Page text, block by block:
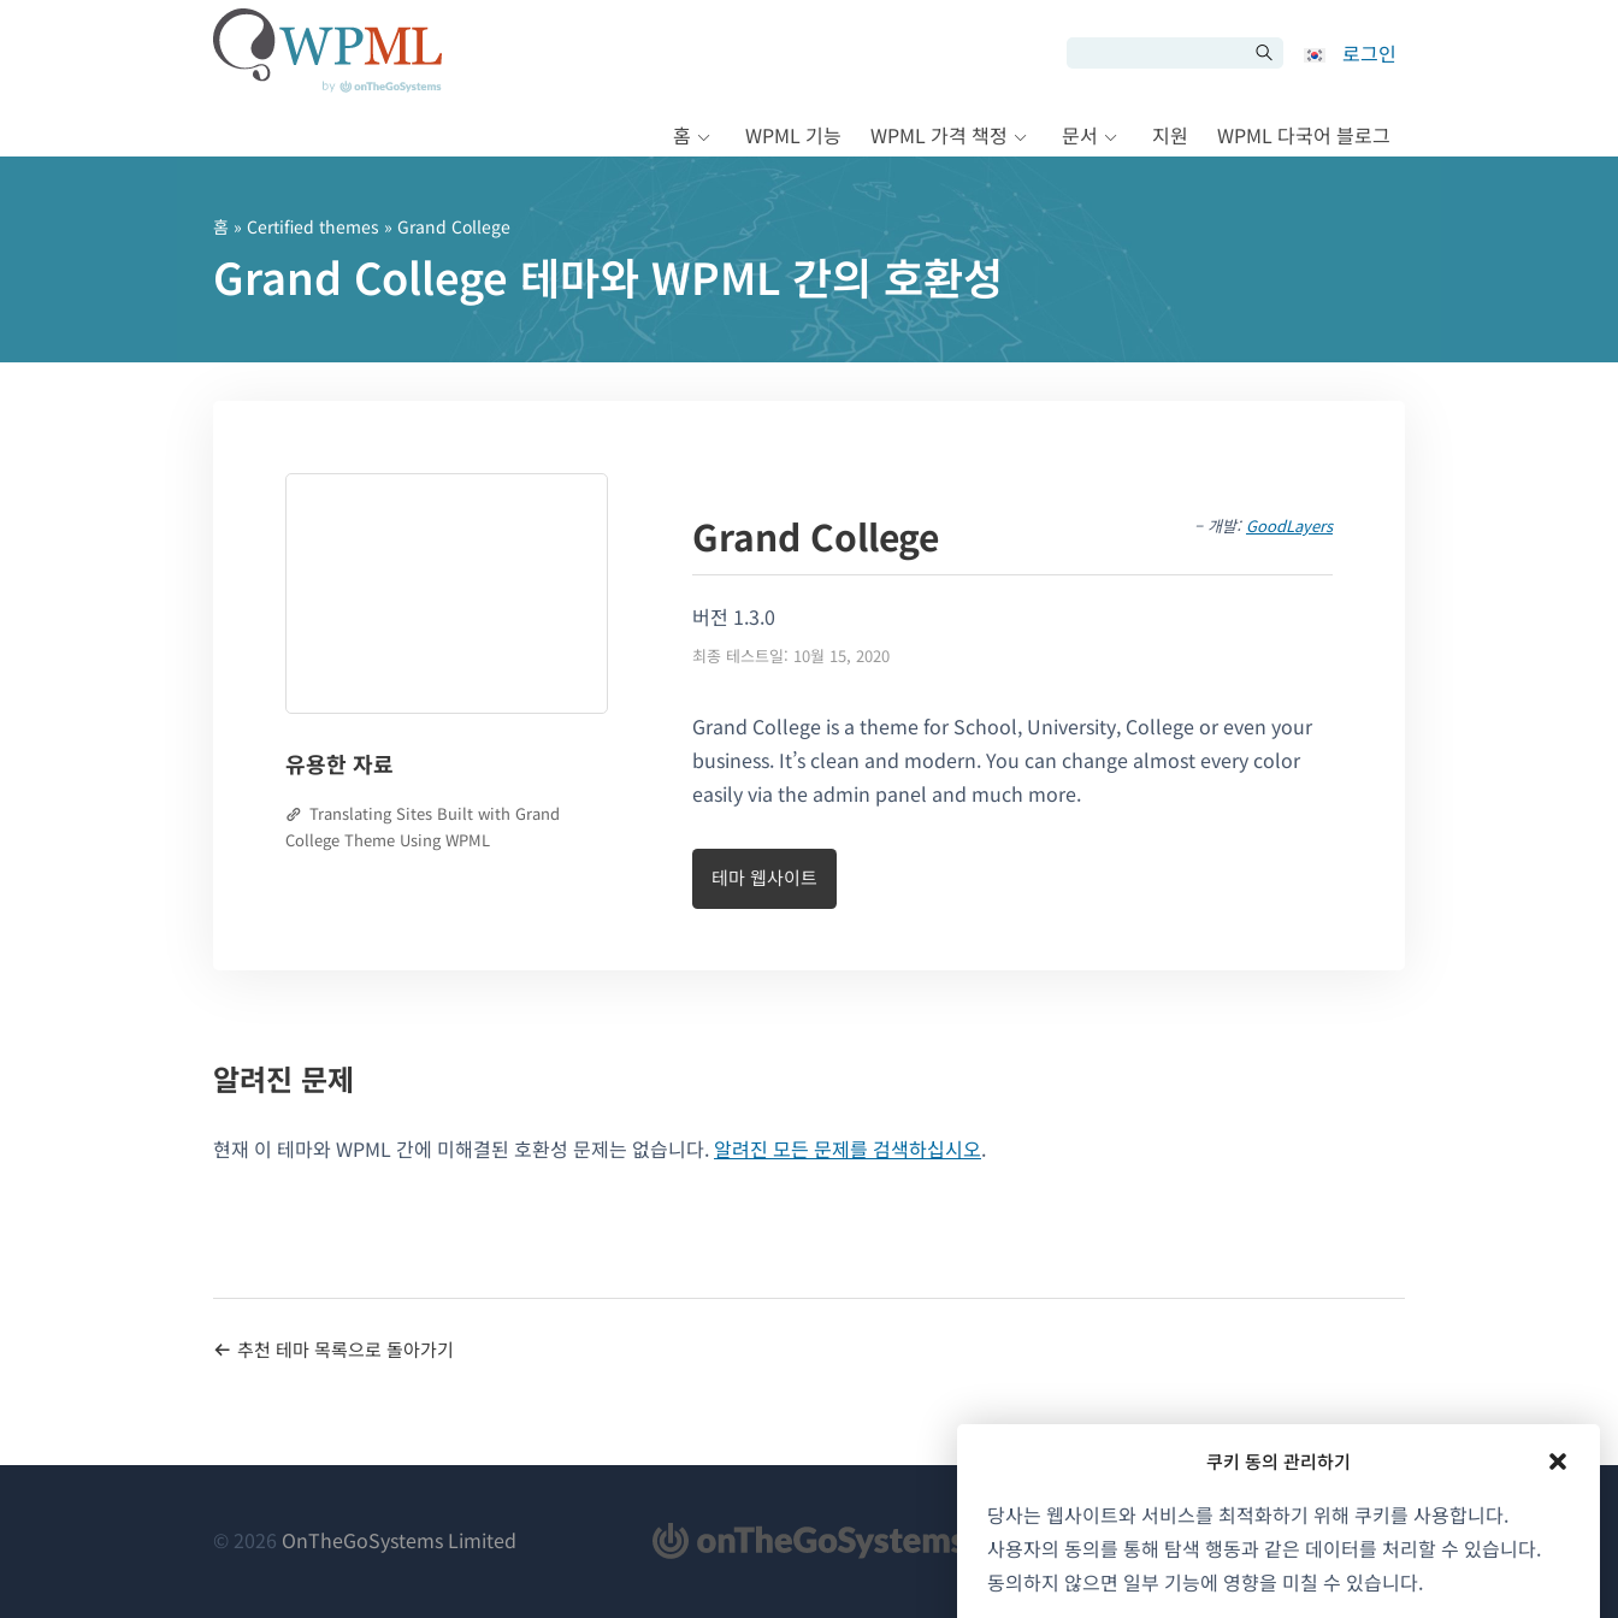
쿠키 동의 관리하기
당사는 웹사이트와 서비스를 최적화하기 위해 쿠키를 사용합니다.
사용자의 동의를 통해 탐색 행동과 같은 데이터를 처리할 수 있습니다.
동의하지 않으면 일부 기능에 영향을 미칠 수 있습니다.
기
로그인
홈 WPML 기능 WPML 가격 책정 문서 지원 WPML 다국어 블로그
홈 » Certified themes » Grand College
Grand College 테마와 WPML 간의 호환성
유용한 자료
Translating Sites Built with Grand
College Theme Using WPML
Grand College – 개발: GoodLayers
버전 1.3.0
최종 테스트일: 10월 15, 2020
Grand College is a theme for School, University, College or even your
business. It’s clean and modern. You can change almost every color
easily via the admin panel and much more.
테마 웹사이트
알려진 문제
현재 이 테마와 WPML 간에 미해결된 호환성 문제는 없습니다. 알려진 모든 문제를 검색하십시오.
추천 테마 목록으로 돌아가기
© 2026 OnTheGoSystems Limited
WPML 소개
GDPR 및 개인정보 처리방침